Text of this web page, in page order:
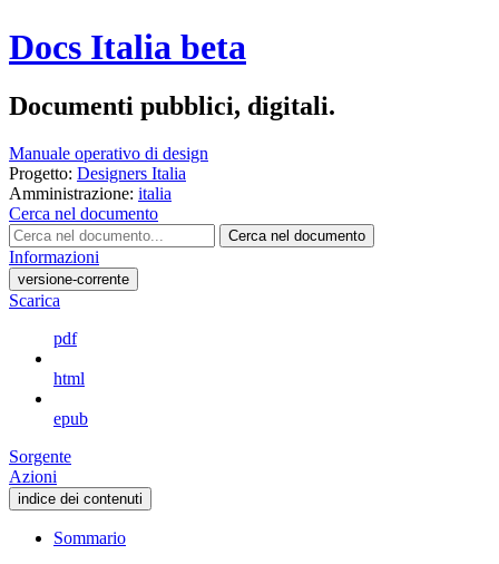
Docs Italia beta
Documenti pubblici, digitali.
Manuale operativo di design
Progetto: Designers Italia
Amministrazione: italia
Cerca nel documento
Cerca nel documento
Informazioni
versione-corrente
Scarica
pdf
html
epub
Sorgente
Azioni
indice dei contenuti
Sommario